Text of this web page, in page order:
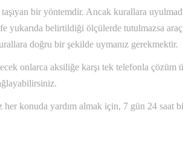
bir yöntemdir. Ancak kurallara
yukarıda belirtildiği ölçülerde tutulmazsa
doğru bir şekilde uymanız gerekmektir.
onlarca aksiliğe karşı tek telefonla çözüm
konuda yardım almak için, 7 gün 24 saat